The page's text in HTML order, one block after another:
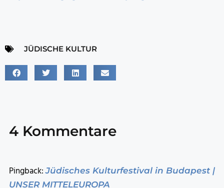
JÜDISCHE KULTUR
4 Kommentare
Pingback:Jüdisches Kulturfestival in Budapest |
UNSER MITTELEUROPA